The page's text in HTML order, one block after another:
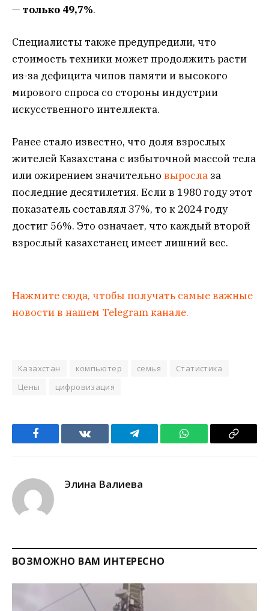
— только 49,7%.
Специалисты также предупредили, что
стоимость техники может продолжить расти
из-за дефицита чипов памяти и высокого
мирового спроса со стороны индустрии
искусственного интеллекта.
Ранее стало известно, что доля взрослых
жителей Казахстана с избыточной массой тела
или ожирением значительно выросла за
последние десятилетия. Если в 1980 году этот
показатель составлял 37%, то к 2024 году
достиг 56%. Это означает, что каждый второй
взрослый казахстанец имеет лишний вес.
Нажмите сюда, чтобы получать самые важные
новости в нашем Telegram канале.
Казахстан компьютер семья
Статистика
Цены
цифровизация
Facebook VKontakteTelegram WhatsApp Copy
Элина Валиева
ВОЗМОЖНО ВАМ ИНТЕРЕСНО